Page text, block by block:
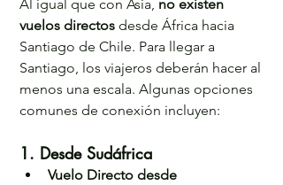
Al igual que con Asia, no existen
vuelos directos desde África hacia
Santiago de Chile. Para llegar a
Santiago, los viajeros deberán hacer al
menos una escala. Algunas opciones
comunes de conexión incluyen:
1. Desde Sudáfrica
Vuelo Directo desde